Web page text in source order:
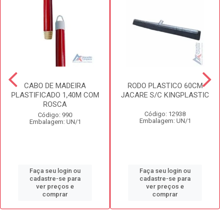
CABO DE MADEIRA
PLASTIFICADO 1,40M COM
ROSCA
Código: 990
Embalagem: UN/1
Faça seu login ou
cadastre-se para
ver preços e
comprar
RODO PLASTICO 60CM
JACARE S/C KINGPLASTIC
Código: 12938
Embalagem: UN/1
Faça seu login ou
cadastre-se para
ver preços e
comprar